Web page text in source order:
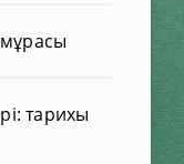
тарихы